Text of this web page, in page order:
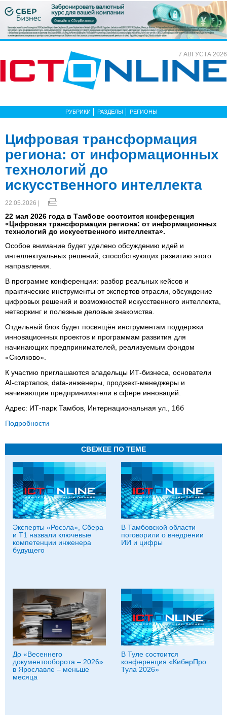
7 АВГУСТА 2026
РУБРИКИ РАЗДЕЛЫ РЕГИОНЫ
Цифровая трансформация
региона: от информационных
технологий до
искусственного интеллекта
22.05.2026 |
22 мая 2026 года в Тамбове состоится конференция
«Цифровая трансформация региона: от информационных
технологий до искусственного интеллекта».
Особое внимание будет уделено обсуждению идей и
интеллектуальных решений, способствующих развитию этого
направления.
В программе конференции: разбор реальных кейсов и
практические инструменты от экспертов отрасли, обсуждение
цифровых решений и возможностей искусственного интеллекта,
нетворкинг и полезные деловые знакомства.
Отдельный блок будет посвящён инструментам поддержки
инновационных проектов и программам развития для
начинающих предпринимателей, реализуемым фондом
«Сколково».
К участию приглашаются владельцы ИТ-бизнеса, основатели
AI-стартапов, data-инженеры, проджект-менеджеры и
начинающие предприниматели в сфере инноваций.
Адрес: ИТ-парк Тамбов, Интернациональная ул., 16б
Подробности
СВЕЖЕЕ ПО ТЕМЕ
Эксперты «Росэла», Сбера
и Т1 назвали ключевые
компетенции инженера
будущего
В Тамбовской области
поговорили о внедрении
ИИ и цифры
До «Весеннего
документооборота – 2026»
в Ярославле – меньше
месяца
В Туле состоится
конференция «КиберПро
Тула 2026»